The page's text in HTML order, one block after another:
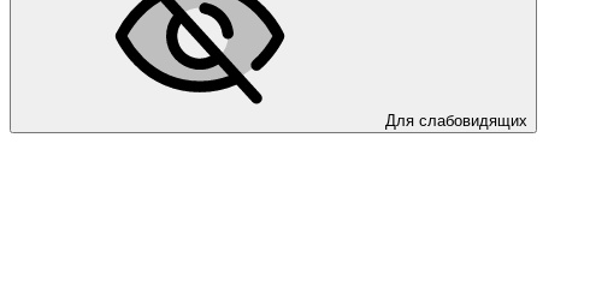
Для слабовидящих